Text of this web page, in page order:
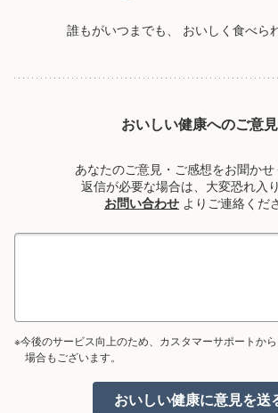
誰もがいつまでも、 おいしく食べら
おいしい健康へのご意見
あなたのご意見・ご感想をお聞か
返信が必要な場合は、大変恐れ入
お問い合わせ よりご連絡くだ
※今後のサービス向上のため、カスタマーサポートか
場合もございます。